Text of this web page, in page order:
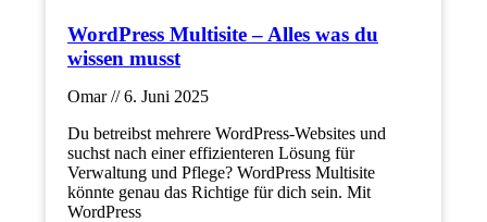
WordPress Multisite – Alles was du
wissen musst
Omar
6. Juni 2025
Du betreibst mehrere WordPress-Websites und
suchst nach einer effizienteren Lösung für
Verwaltung und Pflege? WordPress Multisite
könnte genau das Richtige für dich sein. Mit
WordPress